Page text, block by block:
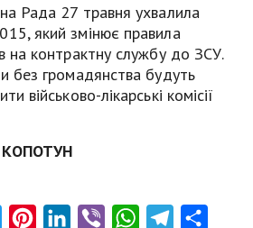
Рада 27 травня ухвалила
який змінює правила
на контрактну службу до ЗСУ.
без громадянства будуть
військово-лікарські комісії
КОПОТУН
Twitter PinterestLinkedInViber WhatsAppTelegram